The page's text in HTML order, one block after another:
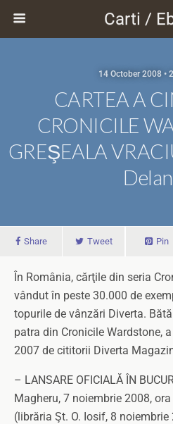
Carti /
14 October 2008 •
CARTEA A
CRONICILE
GREŞEALA
Share Tweet Pin
În România, cărţile din seria
vândut în peste 30.000 de
topurile de vânzări Diverta.
patra din Cronicile Wardstone,
2007 de cititorii Diverta
– LANSARE OFICIALĂ ÎN
Magheru, 7 noiembrie 2008,
(librăria Şt. O. Iosif, 8 noiembrie